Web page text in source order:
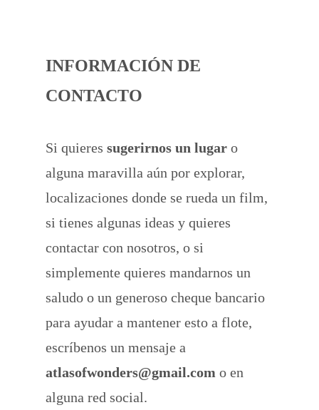
INFORMACIÓN DE
CONTACTO
Si quieres sugerirnos un lugar o
alguna maravilla aún por explorar,
localizaciones donde se rueda un film,
si tienes algunas ideas y quieres
contactar con nosotros, o si
simplemente quieres mandarnos un
saludo o un generoso cheque bancario
para ayudar a mantener esto a flote,
escríbenos un mensaje a
atlasofwonders@gmail.com o en
alguna red social.